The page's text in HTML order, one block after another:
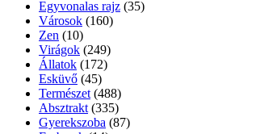
Egyvonalas rajz (35)
Városok (160)
Zen (10)
Virágok (249)
Állatok (172)
Esküvő (45)
Természet (488)
Absztrakt (335)
Gyerekszoba (87)